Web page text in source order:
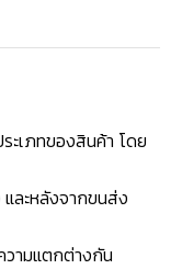
ะเภทของสินค้า โดย
ละหลังจากขนส่ง
วามแตกต่างกัน